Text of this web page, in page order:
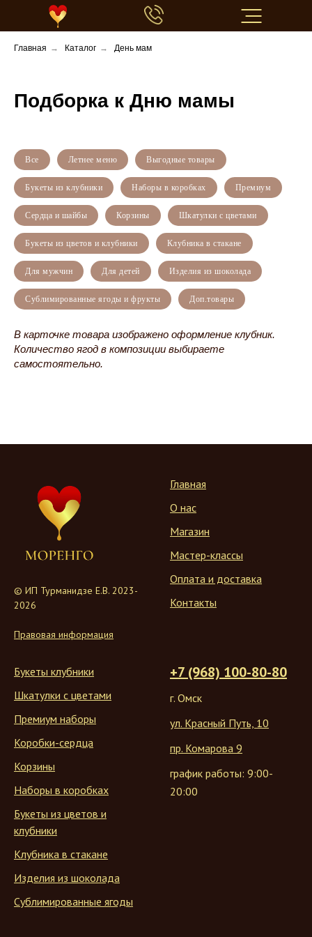
+7 968 100 80 80
Главная → Каталог → День мам
Подборка к Дню мамы
Все Летнее меню Выгодные товары
Букеты из клубники Наборы в коробках Премиум
Сердца и шайбы Корзины Шкатулки с цветами
Букеты из цветов и клубники Клубника в стакане
Для мужчин Для детей Изделия из шоколада
Сублимированные ягоды и фрукты Доп.товары
В карточке товара изображено оформление клубник.
Количество ягод в композиции выбираете
самостоятельно.
© ИП Турманидзе Е.В. 2023-
2026
Правовая информация
Главная
О нас
Магазин
Мастер-классы
Оплата и доставка
Контакты
Букеты клубники
Шкатулки с цветами
Премиум наборы
Коробки-сердца
Корзины
Наборы в коробках
Букеты из цветов и
клубники
Клубника в стакане
Изделия из шоколада
Сублимированные ягоды
+7 (968) 100-80-80
г. Омск
ул. Красный Путь, 10
пр. Комарова 9
график работы: 9:00-
20:00